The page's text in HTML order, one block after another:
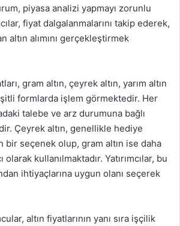
piyasa analizi yapmayı zorunlu
fiyat dalgalanmalarını takip ederek,
altın alımını gerçekleştirmek
gram altın, çeyrek altın, yarım altın
formlarda işlem görmektedir. Her
talebe ve arz durumuna bağlı
Çeyrek altın, genellikle hediye
bir seçenek olup, gram altın ise daha
olarak kullanılmaktadır. Yatırımcılar, bu
ihtiyaçlarına uygun olanı seçerek
altın fiyatlarının yanı sıra işçilik